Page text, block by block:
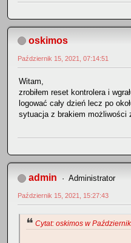
oskimos
Październik 15, 2021, 07:14:51
Witam,
zrobiłem reset kontrolera i
logować cały dzień lecz po
sytuacja z brakiem możliwości
admin Administrator
Październik 15, 2021, 15:27:43
Cytat: oskimos w